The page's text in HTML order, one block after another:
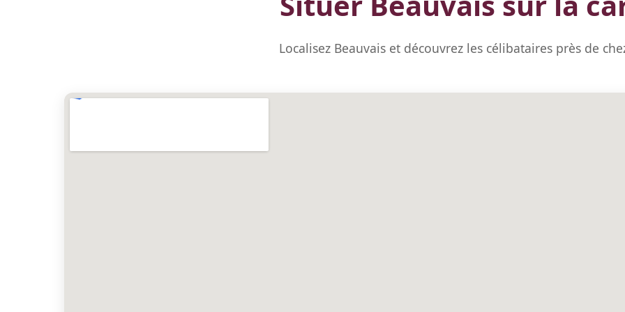
Localisez Beauvais et découvrez les célibataires près de